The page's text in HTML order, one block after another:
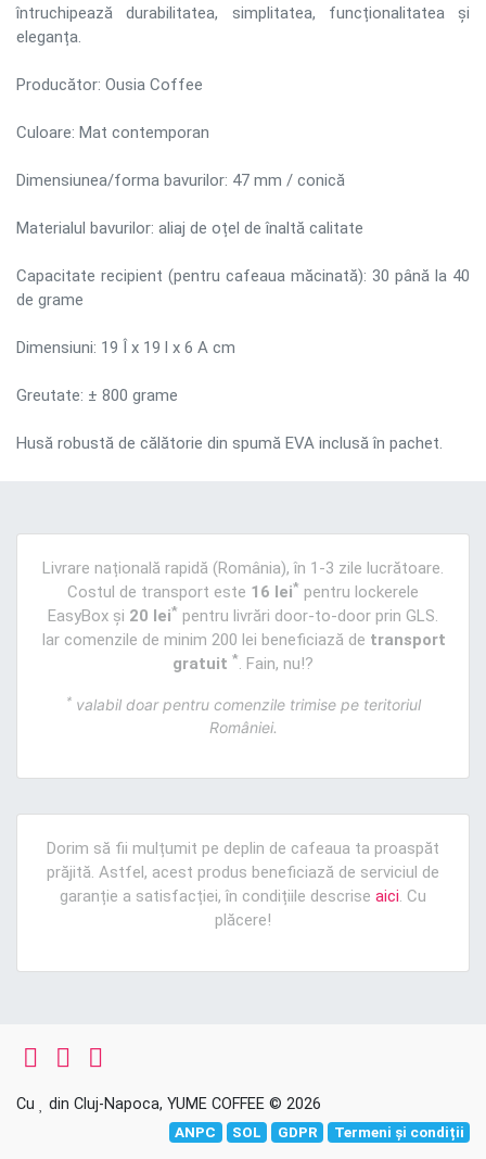
întruchipează durabilitatea, simplitatea, funcționalitatea și
eleganța.
Producător: Ousia Coffee
Culoare: Mat contemporan
Dimensiunea/forma bavurilor: 47 mm / conică
Materialul bavurilor: aliaj de oțel de înaltă calitate
Capacitate recipient (pentru cafeaua măcinată): 30 până la 40
de grame
Dimensiuni: 19 Î x 19 l x 6 A cm
Greutate: ± 800 grame
Husă robustă de călătorie din spumă EVA inclusă în pachet.
Livrare națională rapidă (România), în 1-3 zile lucrătoare.
Costul de transport este 16 lei* pentru lockerele
EasyBox și 20 lei* pentru livrări door-to-door prin GLS.
Iar comenzile de minim 200 lei beneficiază de transport
gratuit *. Fain, nu!?
*valabil doar pentru comenzile trimise pe teritoriul
României.
Dorim să fii mulțumit pe deplin de cafeaua ta proaspăt
prăjită. Astfel, acest produs beneficiază de serviciul de
garanție a satisfacției, în condițiile descrise aici. Cu
plăcere!
Cu din Cluj-Napoca, YUME COFFEE © 2026
ANPC SOL GDPR Termeni și condiții